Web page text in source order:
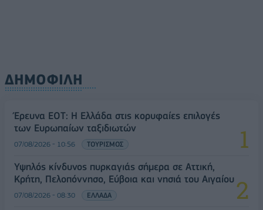
ΔΗΜΟΦΙΛΗ
Έρευνα ΕΟΤ: Η Ελλάδα στις κορυφαίες επιλογές
των Ευρωπαίων ταξιδιωτών
07/08/2026 - 10:56 ΤΟΥΡΙΣΜΟΣ
Υψηλός κίνδυνος πυρκαγιάς σήμερα σε Αττική,
Κρήτη, Πελοπόννησο, Εύβοια και νησιά του Αιγαίου
07/08/2026 - 08:30 ΕΛΛΑΔΑ